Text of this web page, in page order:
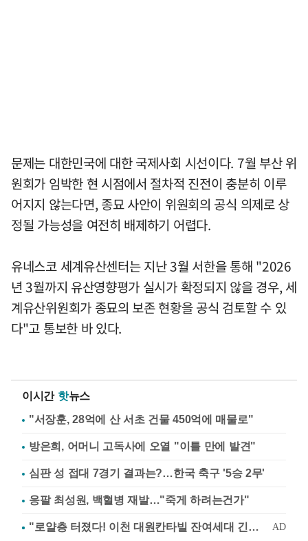
문제는 대한민국에 대한 국제사회 시선이다. 7월 부산 위
원회가 임박한 현 시점에서 절차적 진전이 충분히 이루
어지지 않는다면, 종묘 사안이 위원회의 공식 의제로 상
정될 가능성을 여전히 배제하기 어렵다.
유네스코 세계유산센터는 지난 3월 서한을 통해 "2026
년 3월까지 유산영향평가 실시가 확정되지 않을 경우, 세
계유산위원회가 종묘의 보존 현황을 공식 검토할 수 있
다"고 통보한 바 있다.
이시간 핫뉴스
"서장훈, 28억에 산 서초 건물 450억에 매물로"
방은희, 어머니 고독사에 오열 "이틀 만에 발견"
심판 성 접대 7경기 결과는?…한국 축구 '5승 2무'
응팔 최성원, 백혈병 재발…"죽게 하려는건가"